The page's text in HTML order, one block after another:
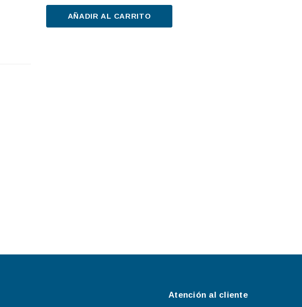
AÑADIR AL CARRITO
Atención al cliente